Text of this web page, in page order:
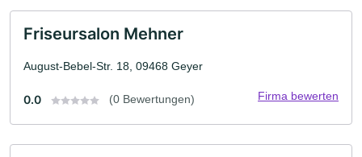
Friseursalon Mehner
August-Bebel-Str. 18, 09468 Geyer
0.0 (0 Bewertungen) Firma bewerten